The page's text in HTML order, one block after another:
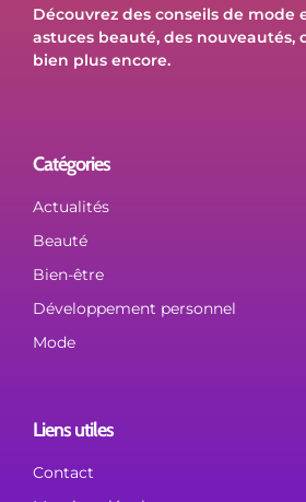
Découvrez des conseils de mode
astuces beauté, des nouveautés,
bien plus encore.
Catégories
Actualités
Beauté
Bien-être
Développement personnel
Mode
Liens utiles
Contact